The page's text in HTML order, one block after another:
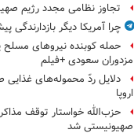
تجاوز نظامی مجدد رژیم
چرا آمریکا دیگر بازدارندگی
حمله کوبنده نیروهای
مزدوران سعودی +فیلم
دلایل ردّ محموله‌های غذایی
اروپا
حزب‌الله خواستار توقف
صهیونیستی شد